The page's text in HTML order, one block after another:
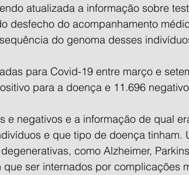
atualizada a informação sobre
desfecho do acompanhamento
do genoma desses
para Covid-19 entre março e
para a doença e 11.696
e negativos e a informação de qual
e que tipo de doença tinham.
como Alzheimer,
ser internados por complicações